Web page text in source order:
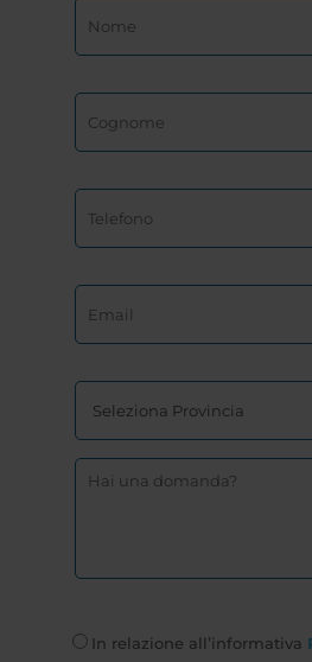
In relazione all’informativa